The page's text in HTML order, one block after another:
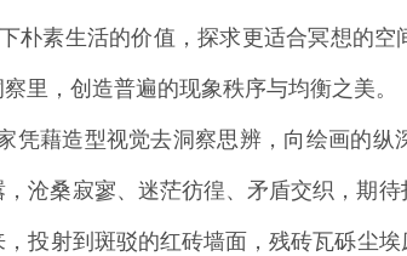
朴素生活的价值，探求更适合冥想的
里，创造普遍的现象秩序与均衡之美。
藉造型视觉去洞察思辨，向绘画的
沧桑寂寥、迷茫彷徨、矛盾交织，期
投射到斑驳的红砖墙面，残砖瓦砾尘